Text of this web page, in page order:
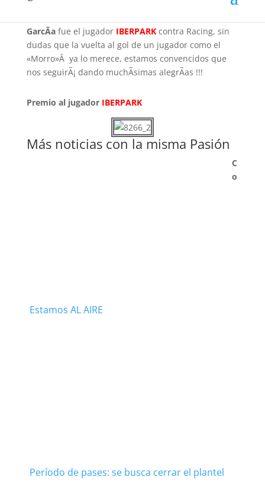
del torneo apertura. Para el equipo de
GarcÃ­afue el jugador IBERPARKcontra Racing, sin
dudas que la vuelta al gol de un jugador como el
«Morro»Â ya lo merece, estamos convencidos que
nos seguirÃ¡ dando muchÃ­simas alegrÃ­as !!!
Premio al jugador IBERPARK
Más noticias con la misma Pasión
Estamos AL AIRE
Período de pases: se busca cerrar el plantel
C
o